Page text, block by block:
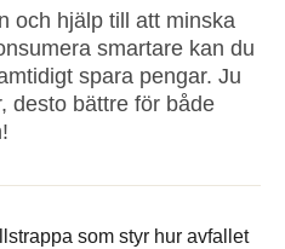
och hjälp till att minska
smartare kan du
spara pengar. Ju
desto bättre för både
som styr hur avfallet